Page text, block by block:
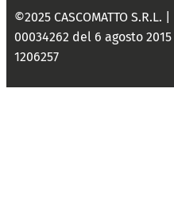
©2025 CASCOMATTO S.R.L.
00034262 del 6 agosto
1206257